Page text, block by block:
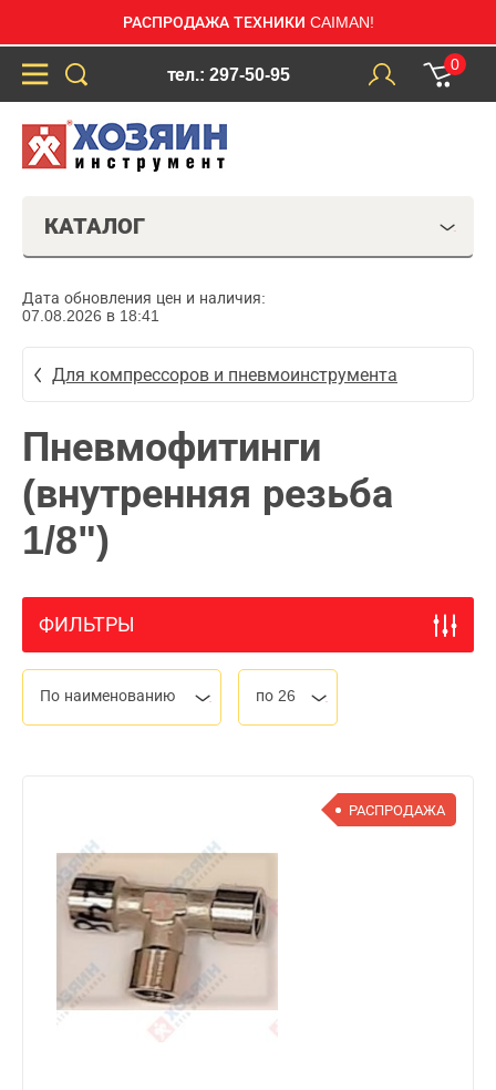
РАСПРОДАЖА ТЕХНИКИ CAIMAN!
тел.: 297-50-95
0
КАТАЛОГ
Дата обновления цен и наличия:
07.08.2026 в 18:41
Для компрессоров и пневмоинструмента
Пневмофитинги
(внутренняя резьба
1/8")
ФИЛЬТРЫ
По наименованию по 26
РАСПРОДАЖА